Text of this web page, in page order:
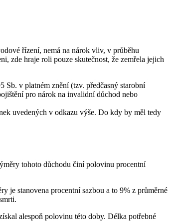
řízení, nemá na nárok vliv, v průběhu
zde hraje roli pouze skutečnost, že zemřela jejich
Sb. v platném znění (tzv. předčasný starobní
pro nárok na invalidní důchod nebo
uvedených v odkazu výše. Do kdy by měl tedy
tohoto důchodu činí polovinu procentní
je stanovena procentní sazbou a to 9% z průměrné
alespoň polovinu této doby. Délka potřebné